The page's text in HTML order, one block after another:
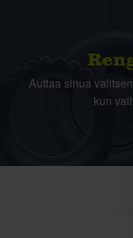
Auttaa sinua
kun